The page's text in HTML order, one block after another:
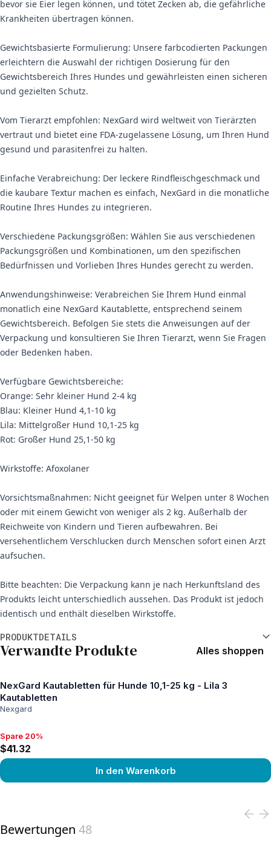
bevor sie Eier legen können, und tötet Zecken ab, die gefährliche
Krankheiten übertragen können.
Gewichtsbasierte Formulierung: Unsere farbcodierten Packungen
erleichtern die Auswahl der richtigen Dosierung für den
Gewichtsbereich Ihres Hundes und gewährleisten einen sicheren
und gezielten Schutz.
Vom Tierarzt empfohlen: NexGard wird weltweit von Tierärzten
vertraut und bietet eine FDA-zugelassene Lösung, um Ihren Hund
gesund und parasitenfrei zu halten.
Einfache Verabreichung: Der leckere Rindfleischgeschmack und
die kaubare Textur machen es einfach, NexGard in die monatliche
Routine Ihres Hundes zu integrieren.
Verschiedene Packungsgrößen: Wählen Sie aus verschiedenen
Packungsgrößen und Kombinationen, um den spezifischen
Bedürfnissen und Vorlieben Ihres Hundes gerecht zu werden.
Anwendungshinweise: Verabreichen Sie Ihrem Hund einmal
monatlich eine NexGard Kautablette, entsprechend seinem
Gewichtsbereich. Befolgen Sie stets die Anweisungen auf der
Verpackung und konsultieren Sie Ihren Tierarzt, wenn Sie Fragen
oder Bedenken haben.
Verfügbare Gewichtsbereiche:
Orange: Sehr kleiner Hund 2-4 kg
Blau: Kleiner Hund 4,1-10 kg
Lila: Mittelgroßer Hund 10,1-25 kg
Rot: Großer Hund 25,1-50 kg
Wirkstoffe: Afoxolaner
Vorsichtsmaßnahmen: Nicht geeignet für Welpen unter 8 Wochen
oder mit einem Gewicht von weniger als 2 kg. Außerhalb der
Reichweite von Kindern und Tieren aufbewahren. Bei
versehentlichem Verschlucken durch Menschen sofort einen Arzt
aufsuchen.
Bitte beachten: Die Verpackung kann je nach Herkunftsland des
Produkts leicht unterschiedlich aussehen. Das Produkt ist jedoch
identisch und enthält dieselben Wirkstoffe.
PRODUKTDETAILS
Verwandte Produkte Alles shoppen
NexGard Kautabletten für Hunde 10,1-25 kg - Lila 3
Kautabletten
Nexgard
Spare 20%, $41.32
Spare 20%
$41.32
In den Warenkorb
Bewertungen 48